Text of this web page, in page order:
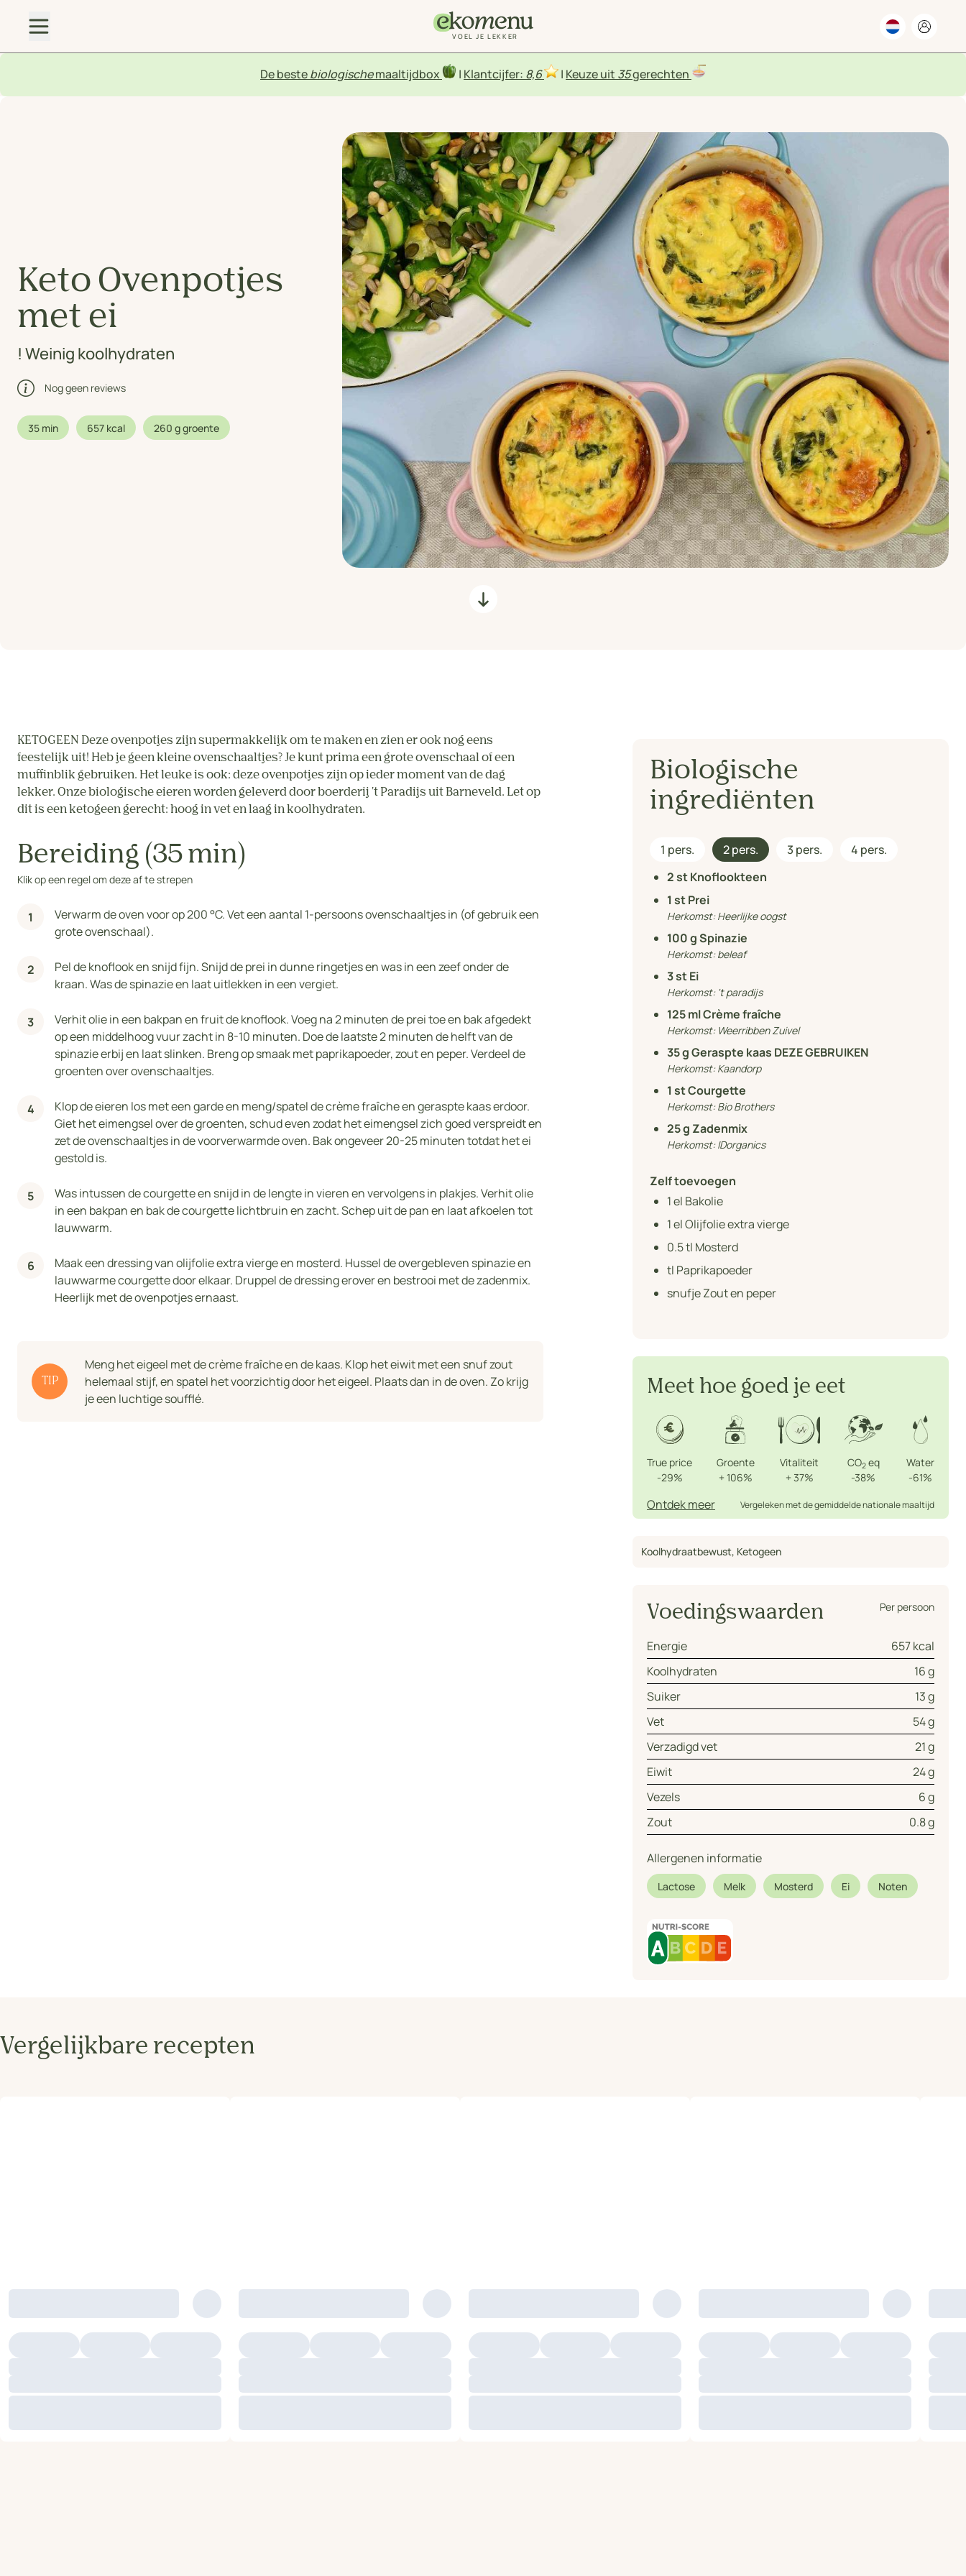
VOEL JE LEKKER
De bestebiologischemaaltijdbox | Klantcijfer: 8,6 | Keuze uit 35gerechten
Keto Ovenpotjes
met ei
! Weinig koolhydraten
Nog geen reviews
35 min 657 kcal 260 g groente
KETOGEEN Deze ovenpotjes zijn supermakkelijk om te maken en zien er ook nog eens
feestelijk uit! Heb je geen kleine ovenschaaltjes? Je kunt prima een grote ovenschaal of een
muffinblik gebruiken. Het leuke is ook: deze ovenpotjes zijn op ieder moment van de dag
lekker. Onze biologische eieren worden geleverd door boerderij 't Paradijs uit Barneveld. Let op
dit is een ketogeen gerecht: hoog in vet en laag in koolhydraten.
Bereiding (35 min)
Klik op een regel om deze af te strepen
Verwarm de oven voor op 200 °C. Vet een aantal 1-persoons ovenschaaltjes in (of gebruik een
grote ovenschaal).
Pel de knoflook en snijd fijn. Snijd de prei in dunne ringetjes en was in een zeef onder de
kraan. Was de spinazie en laat uitlekken in een vergiet.
Verhit olie in een bakpan en fruit de knoflook. Voeg na 2 minuten de prei toe en bak afgedekt
op een middelhoog vuur zacht in 8-10 minuten. Doe de laatste 2 minuten de helft van de
spinazie erbij en laat slinken. Breng op smaak met paprikapoeder, zout en peper. Verdeel de
groenten over ovenschaaltjes.
Klop de eieren los met een garde en meng/spatel de crème fraîche en geraspte kaas erdoor.
Giet het eimengsel over de groenten, schud even zodat het eimengsel zich goed verspreidt en
zet de ovenschaaltjes in de voorverwarmde oven. Bak ongeveer 20-25 minuten totdat het ei
gestold is.
Was intussen de courgette en snijd in de lengte in vieren en vervolgens in plakjes. Verhit olie
in een bakpan en bak de courgette lichtbruin en zacht. Schep uit de pan en laat afkoelen tot
lauwwarm.
Maak een dressing van olijfolie extra vierge en mosterd. Hussel de overgebleven spinazie en
lauwwarme courgette door elkaar. Druppel de dressing erover en bestrooi met de zadenmix.
Heerlijk met de ovenpotjes ernaast.
TIP
Meng het eigeel met de crème fraîche en de kaas. Klop het eiwit met een snuf zout
helemaal stijf, en spatel het voorzichtig door het eigeel. Plaats dan in de oven. Zo krijg
je een luchtige soufflé.
Biologische
ingrediënten
1 pers. 2 pers. 3 pers.
4 pers.
2st Knoflookteen
1 st Prei
Herkomst:Heerlijke oogst
100g Spinazie
Herkomst:beleaf
3st Ei
Herkomst: 't paradijs
125ml Crème fraîche
Herkomst: Weerribben Zuivel
35g Geraspte kaas DEZE GEBRUIKEN
Herkomst:Kaandorp
1 st Courgette
Herkomst:Bio Brothers
25g Zadenmix
Herkomst:IDorganics
Zelf toevoegen
1el Bakolie
1el Olijfolie extra vierge
0.5tl Mosterd
tl Paprikapoeder
snufje Zout en peper
Meet hoe goed je eet
True price
-29%
Groente
+ 106%
Vitaliteit
+ 37%
CO2eq
-38%
Water
-61%
Ontdek meer Vergeleken met de gemiddelde nationale maaltijd
Koolhydraatbewust, Ketogeen
Voedingswaarden Per persoon
Energie
657 kcal
Koolhydraten
16 g
Suiker
13 g
Vet
54 g
Verzadigd vet
21 g
Eiwit
24 g
Vezels
6 g
Zout
0.8 g
Allergenen informatie
Lactose Melk Mosterd Ei Noten
Vergelijkbare recepten